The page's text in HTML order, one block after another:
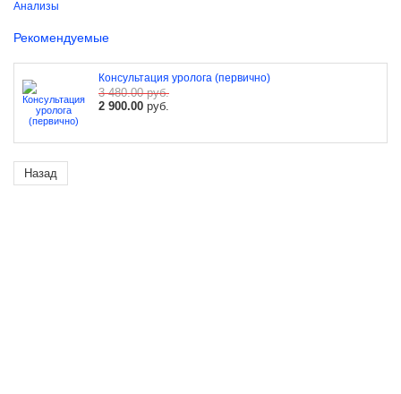
Анализы
Рекомендуемые
Консультация уролога (первично)
3 480.00руб.
2 900.00 руб.
Назад